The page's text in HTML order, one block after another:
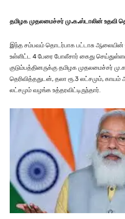
தமிழக முதலமைச்சர் மு.க.ஸ்டாலின் உதவி
இந்த சம்பவம் தொடர்பாக பட்டாசு ஆலையின்
உள்ளிட்ட 4 பேரை போலீசார் கைது
குடும்பத்தினருக்கு தமிழக முதலமைச்சர்
தெரிவித்ததுடன், தலா ரூ.3 லட்சமும், காயம்
லட்சமும் வழங்க உத்தரவிட்டிருந்தார்.